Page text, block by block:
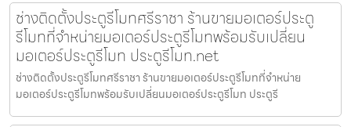
ช่างติดตั้งประตูรีโมทศรีราชา ร้านขายมอเตอร์ประตู
รีโมทที่จำหน่ายมอเตอร์ประตูรีโมทพร้อมรับเปลี่ยน
มอเตอร์ประตูรีโมท ประตูรีโมท.net
ช่างติดตั้งประตูรีโมทศรีราชา ร้านขายมอเตอร์ประตูรีโมทที่จำหน่าย
มอเตอร์ประตูรีโมทพร้อมรับเปลี่ยนมอเตอร์ประตูรีโมท ประตูรี